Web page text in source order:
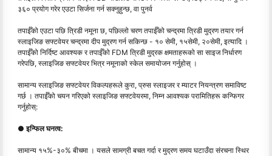
३६० प्रयोग गरेर एउटा सिर्जना गर्न सक्नुहुन्छ, वा पुनर्व
तपाईँको एउटा पछि त्रिडी नमूना छ, पछिल्लो चरण तपाईँको चन्द्रमा त्रिडी मुद्रण तयार गर्न
स्लाइजिङ सफ्टवेयर चन्द्रमा दीप मुद्रण गर्न सकिन्छ - १० सेमी, १५सेमी, २०सेमी, इत्यादि ।
तपाईँको निर्दिष्ट आवश्यक र तपाईँको FDM त्रिडी मुद्रक क्षमताहरूको सा साइज निर्धारण
गरेपछि, स्लाइजिङ सफ्टवेयर भित्र नमूनाको स्केल समायोजन गर्नुहोस् ।
सामान्य स्लाइजिङ सफ्टवेयर विकल्पहरूले कुरा, प्रुस स्लाइजर र म्याटर नियन्त्रण समाविष्ट
गर्छ । तपाईँको चयन गरिएको स्लाइजिङ सफ्टवेयरमा, निम्न आवश्यक परामितिहरू कन्फिगर
गर्नुहोस्:
● इन्फिल घनत्व:
सामान्य १५%-३०% बीचमा । यसले सामग्री बचत गर्दा र मुद्रण समय घटाउँदा संरचना स्थिर